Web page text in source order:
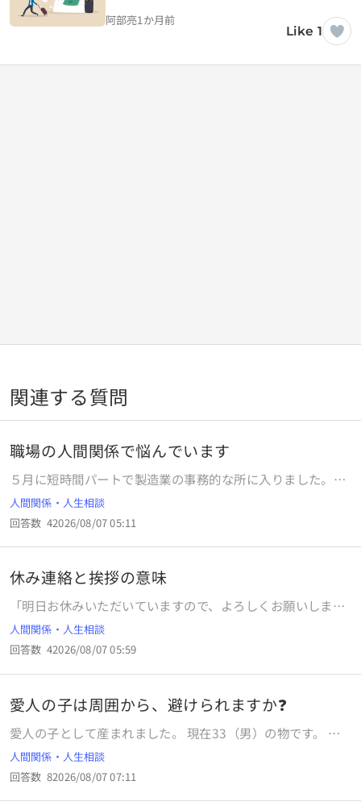
阿部亮1か月前
Like 1
関連する質問
職場の人間関係で悩んでいます
５月に短時間パートで製造業の事務的な所に入りました。初
めは教えてくれる人など良い人でとても居心地良かったので
すが、だんだんその教えてくれる人の態度が変わってきまし
た。きっと私が理解できないことでイラついてきたのかなと
思ってました。なので、一生懸命仕事を覚えてなんとか今は
すが、それでも新しいことが出てくることがあるので聞くの
ですが、それでも態度は変わらないです。嫌味のようなこと
を言ってきたり意地悪なことを言われます。 あまり教えるの
が上手くないようで、なんて言ったらいーのかなーとか大き
な声で言ってます。 私より年下ですが数十年働いている方で
たりで毎日残業してるようなので イラついてるのかななど。
私は午前中だけです。 向こうは私のことを嫌っていて話した
くないオーラを出してる気がします。 先日は聞いても見もせ
ず、あっちになければないですと言われ、他の部署に聞いた
りするのですが、結局自分が持っていてその人に迷惑かけま
した。今までは私が間違っていたりすることが多いので素直
に聞いていたのですが、その日は聞いても適当にあしらわれ
人間関係・人生相談
回答数 42026/08/07 05:11
休み連絡と挨拶の意味
「明日お休みいただいていますので、よろしくお願いしま
す」 これって、挨拶ですか？ 特定の1人の人だけに、毎度こ
の声掛けをしないのは、どう思いますか？
人間関係・人生相談
回答数 42026/08/07 05:59
愛人の子は周囲から、避けられますか❓
愛人の子として産まれました。 現在33（男）の物です。 中
学生の頃に、この事実を知って当時はうつ気味になってしま
いました。 この年になっても、生い立ちの悩みが消えませ
ん。 まぁ、父は一応認知してくれて最低限の養育費もくれた
みたいで、数回会って話したり食事したりしました。 劣等感
人間関係・人生相談
回答数 82026/08/07 07:11